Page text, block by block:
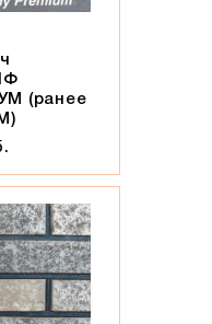
(ранее